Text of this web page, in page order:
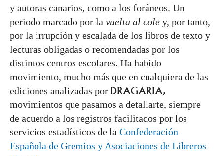
y autoras canarios, como a los foráneos. Un
periodo marcado por la vuelta al cole y, por tanto,
por la irrupción y escalada de los libros de texto y
lecturas obligadas o recomendadas por los
distintos centros escolares. Ha habido
movimiento, mucho más que en cualquiera de las
ediciones analizadas por DRAGARIA,
movimientos que pasamos a detallarte, siempre
de acuerdo a los registros facilitados por los
servicios estadísticos de la Confederación
Española de Gremios y Asociaciones de Libreros